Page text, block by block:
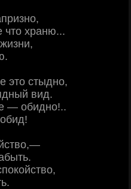
что храню...
это стыдно,
вид.
— обидно!..